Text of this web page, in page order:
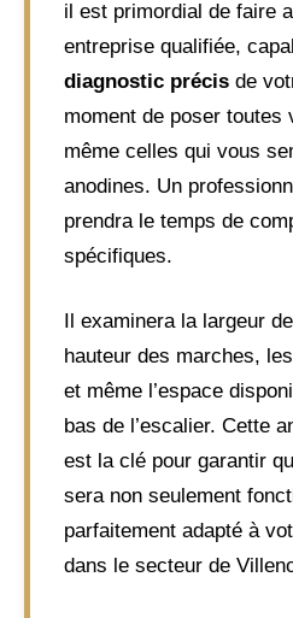
il est primordial de faire
entreprise qualifiée,
diagnostic précis de
moment de poser toutes
même celles qui vous
anodines. Un
prendra le temps de
spécifiques.
Il examinera la largeur
hauteur des marches,
et même l’espace
bas de l’escalier. Cette
est la clé pour garantir
sera non seulement
parfaitement adapté à
dans le secteur de